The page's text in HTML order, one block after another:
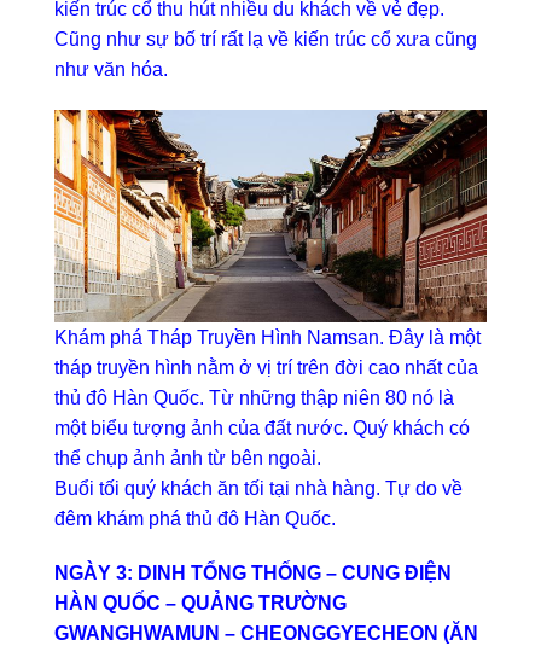
kiến trúc cổ thu hút nhiều du khách về vẻ đẹp.
Cũng như sự bố trí rất lạ về kiến trúc cổ xưa cũng
như văn hóa.
Khám phá Tháp Truyền Hình Namsan. Đây là một
tháp truyền hình nằm ở vị trí trên đời cao nhất của
thủ đô Hàn Quốc. Từ những thập niên 80 nó là
một biểu tượng ảnh của đất nước. Quý khách có
thể chụp ảnh ảnh từ bên ngoài.
Buổi tối quý khách ăn tối tại nhà hàng. Tự do về
đêm khám phá thủ đô Hàn Quốc.
NGÀY 3: DINH TỔNG THỐNG – CUNG ĐIỆN
HÀN QUỐC – QUẢNG TRƯỜNG
GWANGHWAMUN – CHEONGGYECHEON (ĂN